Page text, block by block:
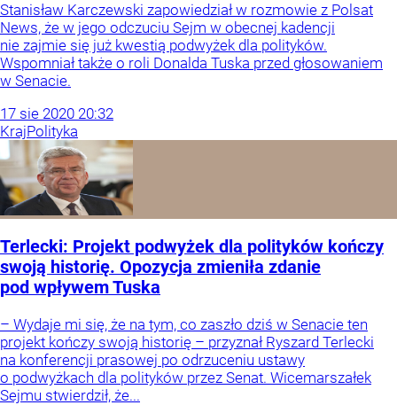
Stanisław Karczewski zapowiedział w rozmowie z Polsat
News, że w jego odczuciu Sejm w obecnej kadencji
nie zajmie się już kwestią podwyżek dla polityków.
Wspomniał także o roli Donalda Tuska przed głosowaniem
w Senacie.
17 sie 2020 20:32
KrajPolityka
Terlecki: Projekt podwyżek dla polityków kończy
swoją historię. Opozycja zmieniła zdanie
pod wpływem Tuska
– Wydaje mi się, że na tym, co zaszło dziś w Senacie ten
projekt kończy swoją historię – przyznał Ryszard Terlecki
na konferencji prasowej po odrzuceniu ustawy
o podwyżkach dla polityków przez Senat. Wicemarszałek
Sejmu stwierdził, że...